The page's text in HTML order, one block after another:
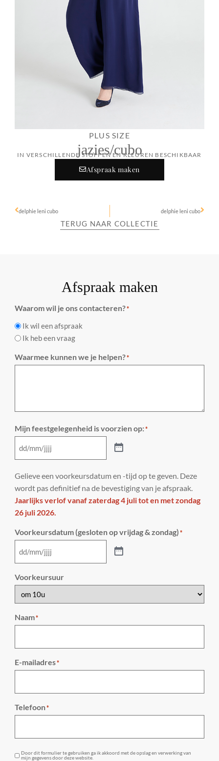
PLUS SIZE
jazies/cubo
IN VERSCHILLENDE STOFFEN EN KLEUREN BESCHIKBAAR
Afspraak maken
delphie leni cubo delphie leni cubo
TERUG NAAR COLLECTIE
Afspraak maken
Waarom wil je ons contacteren?*
Ik wil een afspraak
Ik heb een vraag
Waarmee kunnen we je helpen?*
Mijn feestgelegenheid is voorzien op:*
Gelieve een voorkeursdatum en -tijd op te geven. Deze
wordt pas definitief na de bevestiging van je afspraak.
Jaarlijks verlof vanaf zaterdag 4 juli tot en met zondag
26 juli 2026.
Voorkeursdatum (gesloten op vrijdag & zondag)*
Voorkeursuur
Naam*
E-mailadres*
Telefoon*
Door dit formulier te gebruiken ga ik akkoord met de opslag en verwerking van
mijn gegevens door deze website.